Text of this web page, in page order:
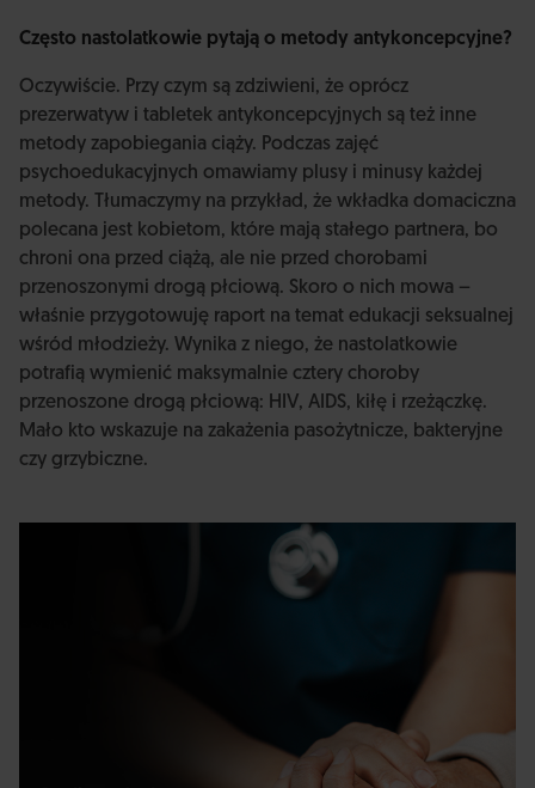
Często nastolatkowie pytają o metody antykoncepcyjne?
Oczywiście. Przy czym są zdziwieni, że oprócz
prezerwatyw i tabletek antykoncepcyjnych są też inne
metody zapobiegania ciąży. Podczas zajęć
psychoedukacyjnych omawiamy plusy i minusy każdej
metody. Tłumaczymy na przykład, że wkładka domaciczna
polecana jest kobietom, które mają stałego partnera, bo
chroni ona przed ciążą, ale nie przed chorobami
przenoszonymi drogą płciową. Skoro o nich mowa –
właśnie przygotowuję raport na temat edukacji seksualnej
wśród młodzieży. Wynika z niego, że nastolatkowie
potrafią wymienić maksymalnie cztery choroby
przenoszone drogą płciową: HIV, AIDS, kiłę i rzeżączkę.
Mało kto wskazuje na zakażenia pasożytnicze, bakteryjne
czy grzybiczne.